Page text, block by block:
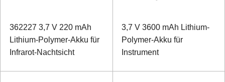
362227 3,7 V 220 mAh
Lithium-Polymer-Akku für
Infrarot-Nachtsicht
3,7 V 3600 mAh Lithium-
Polymer-Akku für
Instrument